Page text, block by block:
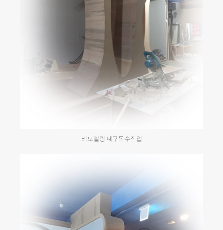
리모델링 대구목수작업